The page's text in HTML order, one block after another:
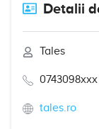
Detalii
Tales
0743098xxx
tales.ro